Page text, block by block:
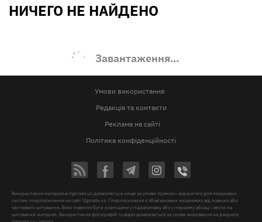
НИЧЕГО НЕ НАЙДЕНО
Завантаження...
Умови використання
Редакція та контакти
Реклама на сайті
Політика конфіденційності
Використання матеріалів Vgorode.ua дозволяється лише за умови прямого і відкритого для пошукових
систем гіперпосилання на сайт Vgorode.ua. Гіперпосилання є обов'язковим незалежно від повного або
часткового цитування. Воно повинно бути розміщене у підзаголовку або у першому абзаці і вести на
цитований матеріал. Використання фотографій та відео дозволяється за умови вказування на джерело